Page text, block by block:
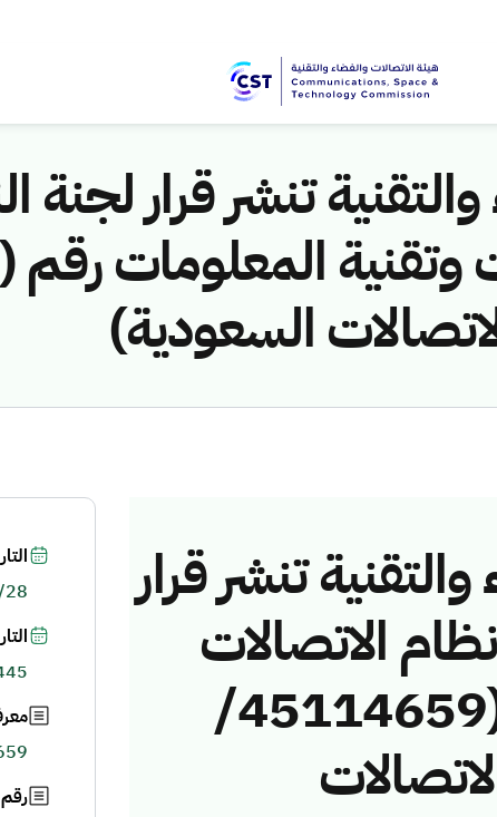
تنشر قرار لجنة
تنشر قرار
الاتصالات
وتقنية المعلومات رقم (45114659/